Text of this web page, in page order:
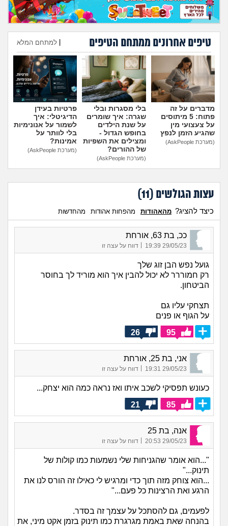
טיפים אחרונים ממתחם הטיפים למתחם המלא
הוספת טיפ
מדברים על זה
פתוח: 5 מיתוסים
על צעצועי מין
שהגיע הזמן לנפץ
(מערכת AskPeople)
בלי מסגרות ובלי
שגרה: איך שומרים
על שנת הילדים
בחופש הגדול -
ומצילים את השפיות
של ההורים?
(מערכת AskPeople)
פרטיות בעידן
הדיגיטלי: איך
לשמור על אנונימיות
בלי לוותר על
אמינות?
(מערכת AskPeople)
עצות הגולשים (11
)
כיצד להציג? מהאהודות מהפחות אהודות מהחדשות
ככ, בת 63, אורחת
29/05/23 19:39
| דווח על עצה זו
גועל נפש הבן זוג שלך
רק חמוררר לא יכול להבין איך הוא מוריד לך בחוסר
הביטחון.
תצחקי עליו גם
על הגוף או פנים
95
26
אני, בת 25, אורחת
29/05/23 19:31 דווח על עצה זו
כעונש תפסיקי לשכב איתו ואז נראה כמה הוא יצחק...
85
21
אנה, בת 25
29/05/23 20:53 דווח על עצה זו
"...הוא אומר שהגניחות שלי נשמעות כמו קולות של
תינוק..."
...הוא צוחק מזה תוך כדי ומרגיש לי כאילו זה הורס לנו את
הרגע ואת הרצינות כל פעם..."
לפעמים, גם להסתכל על עצמך זה בסדר.
בהנחה שאת באמת מגרגרת כמו תינוק בזמן אקט מיני, את